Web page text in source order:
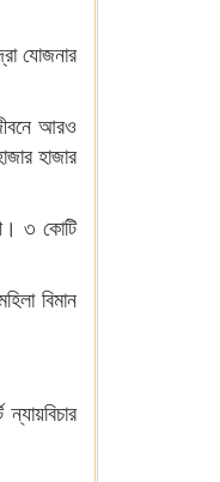
যোজনার
আরও
হাজার
৩ কোটি
বিমান